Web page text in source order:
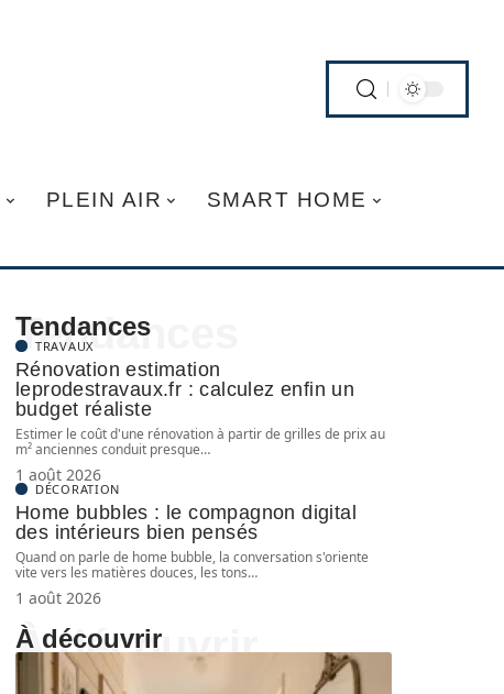
PLEIN AIR
SMART HOME
Tendances
Tendances
TRAVAUX
Rénovation estimation
leprodestravaux.fr : calculez enfin un
budget réaliste
Estimer le coût d'une rénovation à partir de grilles de prix au
m² anciennes conduit presque…
1 août 2026
DÉCORATION
Home bubbles : le compagnon digital
des intérieurs bien pensés
Quand on parle de home bubble, la conversation s'oriente
vite vers les matières douces, les tons…
1 août 2026
À découvrir
À découvrir